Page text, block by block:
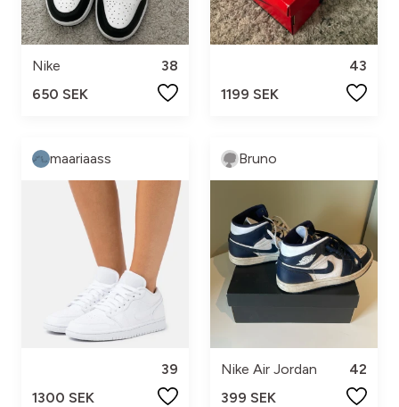
Nike
38
650 SEK
43
1199 SEK
maariaass
39
1300 SEK
Bruno
Nike Air Jordan
42
399 SEK